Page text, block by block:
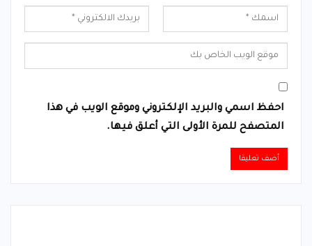
احفظ اسمي والبريد الإلكتروني وموقع الويب في هذا
المتصفح للمرة الأولى التي أعلق فيها.